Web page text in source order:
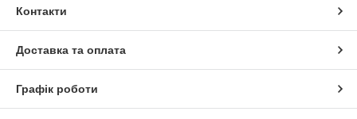
Контакти
Доставка та оплата
Графік роботи